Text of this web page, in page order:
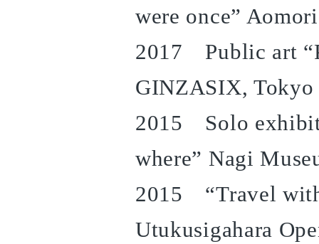
were once”
2017 Public art
GINZASIX, Tokyo
2015 Solo
where” Nagi
2015 “Travel
Utukusigahara